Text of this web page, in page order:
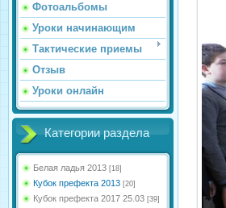
Фотоальбомы
Уроки начинающим
Тактические приемы
Отзыв
Уроки онлайн
Категории раздела
Белая ладья 2013 [18]
Кубок префекта 2013 [20]
Кубок префекта 2017 25.03 [39]